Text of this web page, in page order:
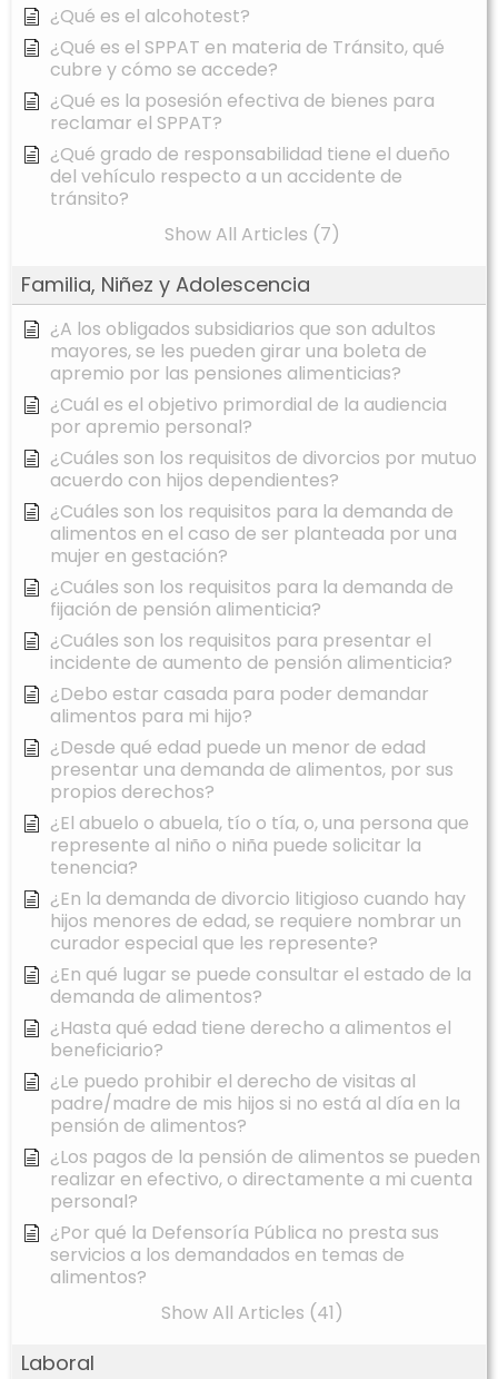
¿Qué es el alcohotest?
¿Qué es el SPPAT en materia de Tránsito, qué
cubre y cómo se accede?
¿Qué es la posesión efectiva de bienes para
reclamar el SPPAT?
¿Qué grado de responsabilidad tiene el dueño
del vehículo respecto a un accidente de
tránsito?
Show All Articles (7)
Familia, Niñez y Adolescencia
¿A los obligados subsidiarios que son adultos
mayores, se les pueden girar una boleta de
apremio por las pensiones alimenticias?
¿Cuál es el objetivo primordial de la audiencia
por apremio personal?
¿Cuáles son los requisitos de divorcios por mutuo
acuerdo con hijos dependientes?
¿Cuáles son los requisitos para la demanda de
alimentos en el caso de ser planteada por una
mujer en gestación?
¿Cuáles son los requisitos para la demanda de
fijación de pensión alimenticia?
¿Cuáles son los requisitos para presentar el
incidente de aumento de pensión alimenticia?
¿Debo estar casada para poder demandar
alimentos para mi hijo?
¿Desde qué edad puede un menor de edad
presentar una demanda de alimentos, por sus
propios derechos?
¿El abuelo o abuela, tío o tía, o, una persona que
represente al niño o niña puede solicitar la
tenencia?
¿En la demanda de divorcio litigioso cuando hay
hijos menores de edad, se requiere nombrar un
curador especial que les represente?
¿En qué lugar se puede consultar el estado de la
demanda de alimentos?
¿Hasta qué edad tiene derecho a alimentos el
beneficiario?
¿Le puedo prohibir el derecho de visitas al
padre/madre de mis hijos si no está al día en la
pensión de alimentos?
¿Los pagos de la pensión de alimentos se pueden
realizar en efectivo, o directamente a mi cuenta
personal?
¿Por qué la Defensoría Pública no presta sus
servicios a los demandados en temas de
alimentos?
Show All Articles (41)
Laboral